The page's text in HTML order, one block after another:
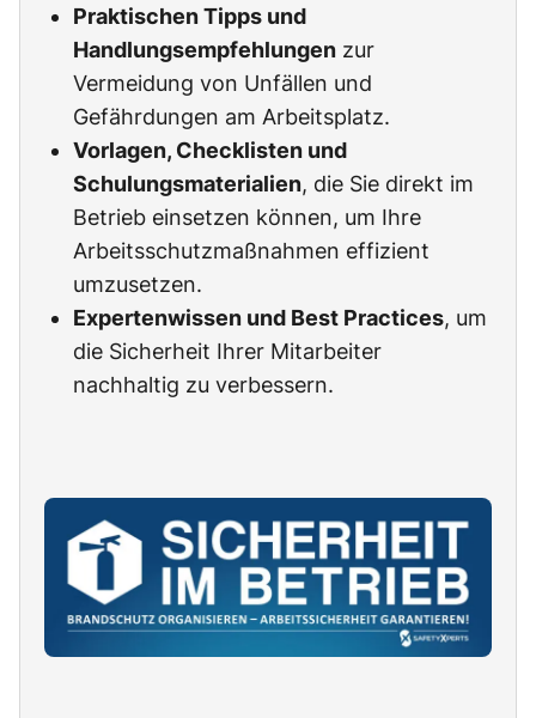
Praktischen Tipps und
Handlungsempfehlungen zur
Vermeidung von Unfällen und
Gefährdungen am Arbeitsplatz.
Vorlagen, Checklisten und
Schulungsmaterialien, die Sie direkt im
Betrieb einsetzen können, um Ihre
Arbeitsschutzmaßnahmen effizient
umzusetzen.
Expertenwissen und Best Practices, um
die Sicherheit Ihrer Mitarbeiter
nachhaltig zu verbessern.